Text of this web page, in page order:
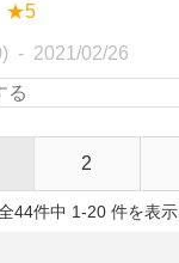
★5
2021/02/26
2
44件中 1-20 件を表示